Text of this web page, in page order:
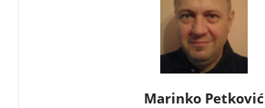
Marinko Petković